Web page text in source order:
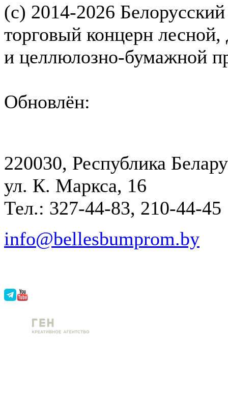
(с) 2014-2026
торговый концерн
и целлюлозно-бумажной
Обновлён:
220030, Республика
ул. К. Маркса, 16
Тел.: 327-44-83, 210-44-45
info@bellesbumprom.by